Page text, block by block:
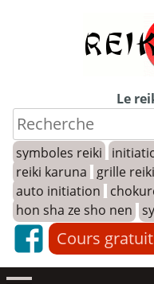
Le
symboles reiki
reiki karuna
grille reiki
auto initiation
hon sha ze sho nen
Cours